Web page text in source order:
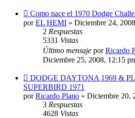
Como nace el 1970 Dodge
porEL HEMI » Diciembre 24,
2 Respuestas
5331 Vistas
Último mensaje porRicardo
Diciembre 25, 2008, 12:15
DODGE DAYTONA 1969 &
SUPERBIRD 1971
porRicardo Plano » Diciembre 20,
3 Respuestas
4628 Vistas